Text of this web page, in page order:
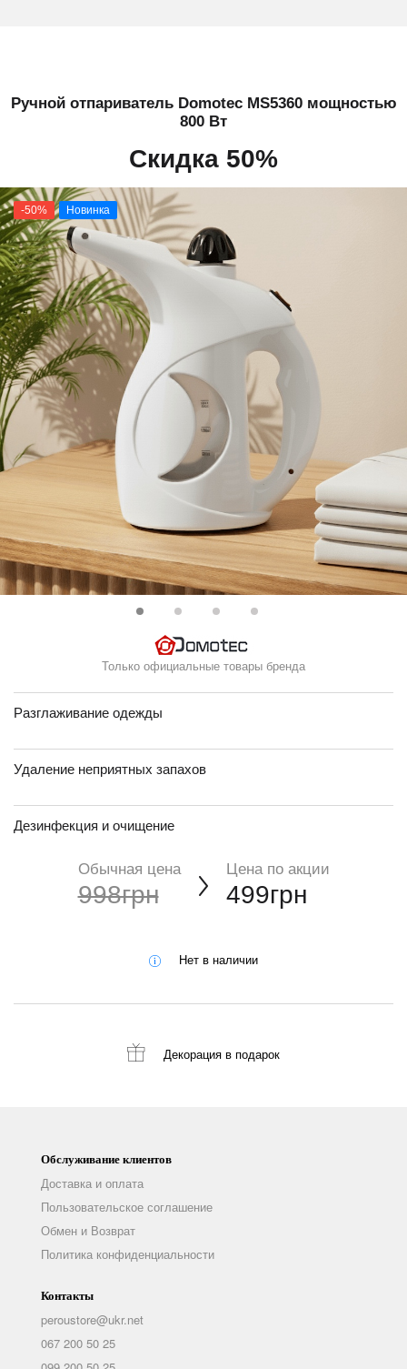
Ручной отпариватель Domotec MS5360 мощностью
800 Вт
Скидка 50%
-50% Новинка
Только официальные товары бренда
Разглаживание одежды
Удаление неприятных запахов
Дезинфекция и очищение
Обычная цена
998грн
Цена по акции
499грн
Нет в наличии
Декорация в подарок
Обслуживание клиентов
Доставка и оплата
Пользовательское соглашение
Обмен и Возврат
Политика конфиденциальности
Контакты
peroustore@ukr.net
067 200 50 25